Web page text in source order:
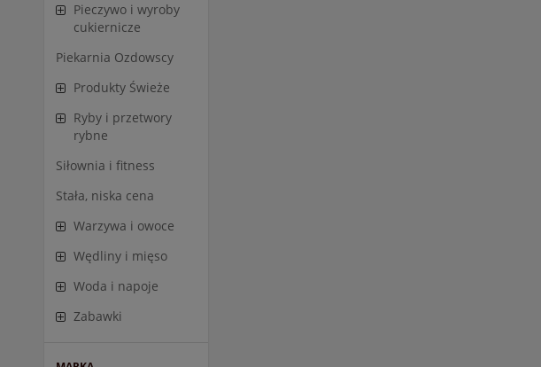
Pieczywo i wyroby
cukiernicze
Piekarnia Ozdowscy
Produkty Świeże
Ryby i przetwory
rybne
Siłownia i fitness
Stała, niska cena
Warzywa i owoce
Wędliny i mięso
Woda i napoje
Zabawki